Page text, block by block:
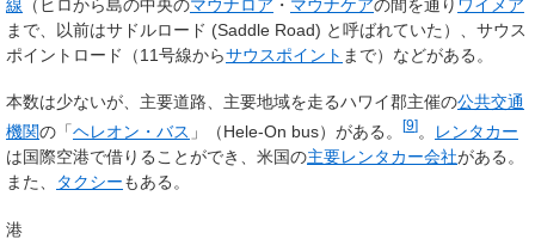
線 （ヒロから島の中央のマウナロア ・ マウナケアの間を通り ワイメア
まで、以前はサドルロード (Saddle Road) と呼ばれていた）、サウス
ポイントロード（11号線からサウスポイント まで）などがある。
本数は少ないが、主要道路、主要地域を走るハワイ郡主催の公共交通
機関の「ヘレオン・バス 」（Hele-On bus）がある。 [9] 。
レンタカー
は国際空港で借りることができ、米国の主要レンタカー会社がある。
また、
タクシーもある。
港